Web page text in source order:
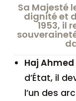
Sa Majesté
dignité et
1953, il
Haj
d’État, il
l’un des